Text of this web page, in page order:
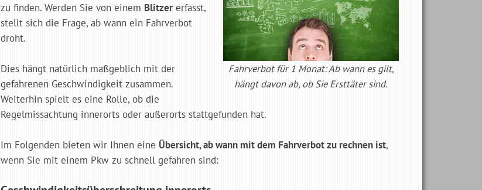
Fahrverbot für 1 Monat: Ab wann es gilt,
hängt davon ab, ob Sie Ersttäter sind.
zu finden. Werden Sie von einem Blitzer erfasst,
stellt sich die Frage, ab wann ein Fahrverbot
droht.
Dies hängt natürlich maßgeblich mit der
gefahrenen Geschwindigkeit zusammen.
Weiterhin spielt es eine Rolle, ob die
Regelmissachtung innerorts oder außerorts stattgefunden hat.
Im Folgenden bieten wir Ihnen eine Übersicht, ab wann mit dem Fahrverbot zu rechnen ist,
wenn Sie mit einem Pkw zu schnell gefahren sind: